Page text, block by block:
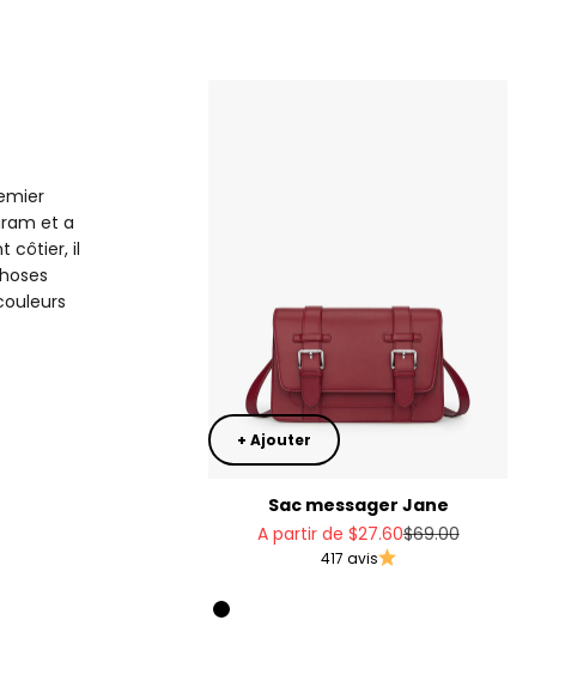
et a
côtier, il
+ Ajouter
Sac messager Jane
Prix de vente
A partir de $27.60Prix normal
$69.00
417 avis
Rouge
Black